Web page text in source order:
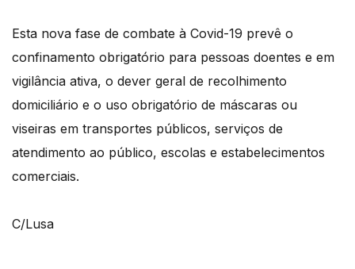
Esta nova fase de combate à Covid-19 prevê o
confinamento obrigatório para pessoas doentes e em
vigilância ativa, o dever geral de recolhimento
domiciliário e o uso obrigatório de máscaras ou
viseiras em transportes públicos, serviços de
atendimento ao público, escolas e estabelecimentos
comerciais.
C/Lusa